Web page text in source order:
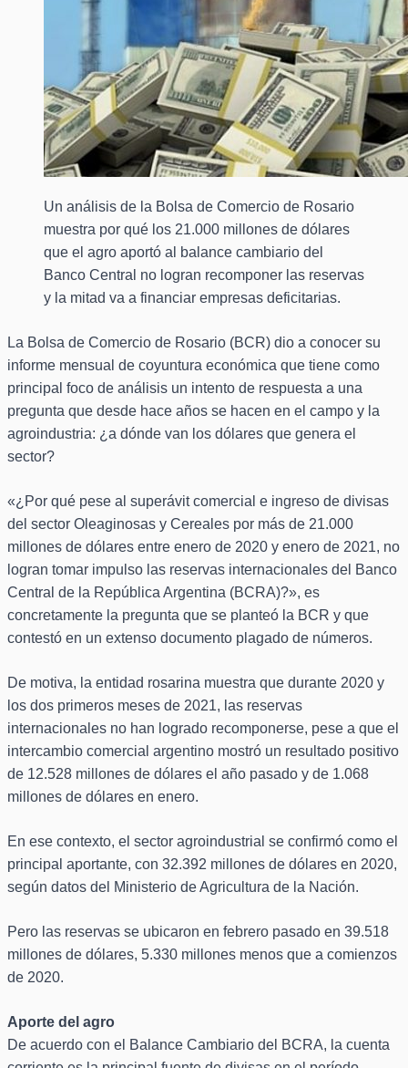
Un análisis de la Bolsa de Comercio de Rosario
muestra por qué los 21.000 millones de dólares
que el agro aportó al balance cambiario del
Banco Central no logran recomponer las reservas
y la mitad va a financiar empresas deficitarias.
La Bolsa de Comercio de Rosario (BCR) dio a conocer su
informe mensual de coyuntura económica que tiene como
principal foco de análisis un intento de respuesta a una
pregunta que desde hace años se hacen en el campo y la
agroindustria: ¿a dónde van los dólares que genera el
sector?
«¿Por qué pese al superávit comercial e ingreso de divisas
del sector Oleaginosas y Cereales por más de 21.000
millones de dólares entre enero de 2020 y enero de 2021, no
logran tomar impulso las reservas internacionales del Banco
Central de la República Argentina (BCRA)?», es
concretamente la pregunta que se planteó la BCR y que
contestó en un extenso documento plagado de números.
De motiva, la entidad rosarina muestra que durante 2020 y
los dos primeros meses de 2021, las reservas
internacionales no han logrado recomponerse, pese a que el
intercambio comercial argentino mostró un resultado positivo
de 12.528 millones de dólares el año pasado y de 1.068
millones de dólares en enero.
En ese contexto, el sector agroindustrial se confirmó como el
principal aportante, con 32.392 millones de dólares en 2020,
según datos del Ministerio de Agricultura de la Nación.
Pero las reservas se ubicaron en febrero pasado en 39.518
millones de dólares, 5.330 millones menos que a comienzos
de 2020.
Aporte del agro
De acuerdo con el Balance Cambiario del BCRA, la cuenta